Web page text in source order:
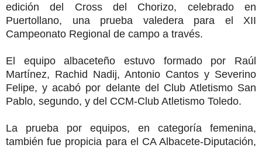
edición del Cross del Chorizo, celebrado en
Puertollano, una prueba valedera para el XII
Campeonato Regional de campo a través.
El equipo albaceteño estuvo formado por Raúl
Martínez, Rachid Nadij, Antonio Cantos y Severino
Felipe, y acabó por delante del Club Atletismo San
Pablo, segundo, y del CCM-Club Atletismo Toledo.
La prueba por equipos, en categoría femenina,
también fue propicia para el CA Albacete-Diputación,